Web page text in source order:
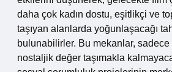
daha çok kadın dostu, eşitlikçi ve
taşıyan alanlarda yoğunlaşacağı
bulunabilirler. Bu mekanlar, sadece
nostaljik değer taşımakla